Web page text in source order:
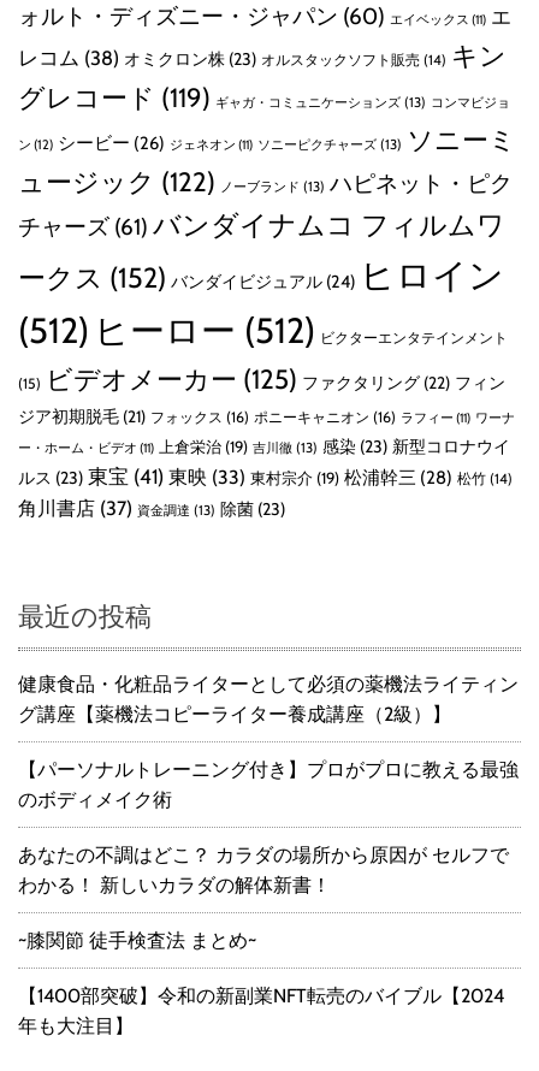
ォルト・ディズニー・ジャパン (60) エイベックス (11) エ
レコム (38) オミクロン株 (23) オルスタックソフト販売 (14) キン
グレコード (119) ギャガ・コミュニケーションズ (13) コンマビジョ
ン (12) シービー (26) ジェネオン (11) ソニーピクチャーズ (13) ソニーミ
ュージック (122) ノーブランド (13) ハピネット・ピク
チャーズ (61) バンダイナムコ フィルムワ
ークス (152) バンダイビジュアル (24) ヒロイン
(512) ヒーロー (512) ビクターエンタテインメント
(15) ビデオメーカー (125) ファクタリング (22) フィン
ジア初期脱毛 (21) フォックス (16) ポニーキャニオン (16) ラフィー (11) ワーナ
ー・ホーム・ビデオ (11) 上倉栄治 (19) 吉川徹 (13) 感染 (23) 新型コロナウイ
ルス (23) 東宝 (41) 東映 (33) 東村宗介 (19) 松浦幹三 (28) 松竹 (14)
角川書店 (37) 資金調達 (13) 除菌 (23)
最近の投稿
健康食品・化粧品ライターとして必須の薬機法ライティン
グ講座【薬機法コピーライター養成講座（2級）】
【パーソナルトレーニング付き】プロがプロに教える最強
のボディメイク術
あなたの不調はどこ？ カラダの場所から原因が セルフで
わかる！ 新しいカラダの解体新書！
~膝関節 徒手検査法 まとめ~
【1400部突破】令和の新副業NFT転売のバイブル【2024
年も大注目】